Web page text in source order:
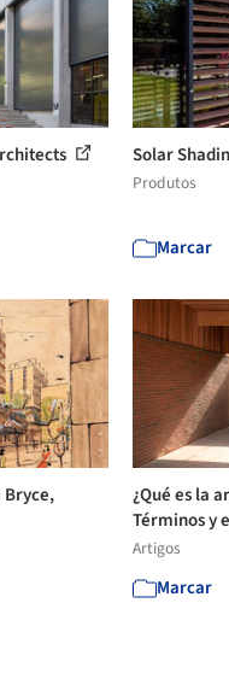
Solar
Produtos
Marcar
Bryce,
¿Qué es la
Términos y
Artigos
Marcar